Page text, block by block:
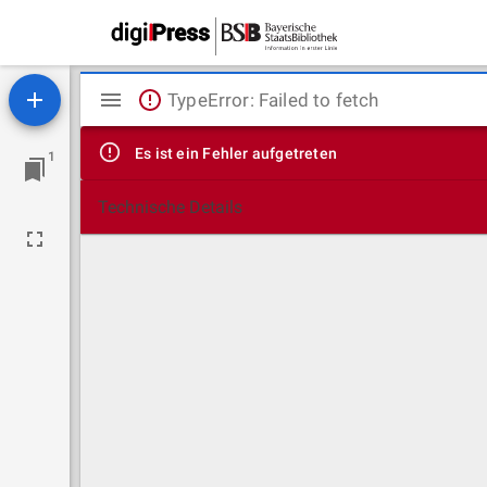
1
Mirador
Viewer
TypeError: Failed to fetch
Es ist ein Fehler aufgetreten
Technische Details